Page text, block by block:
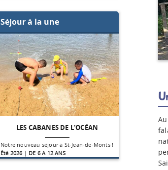
Séjour à la une
LES CABANES DE L'OCÉAN
Notre nouveau séjour à St-Jean-de-Monts !
Été 2026 | DE 6 A 12 ANS